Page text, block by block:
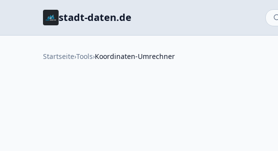
stadt-daten.de
Startseite›Tools›Koordinaten-Umrechner